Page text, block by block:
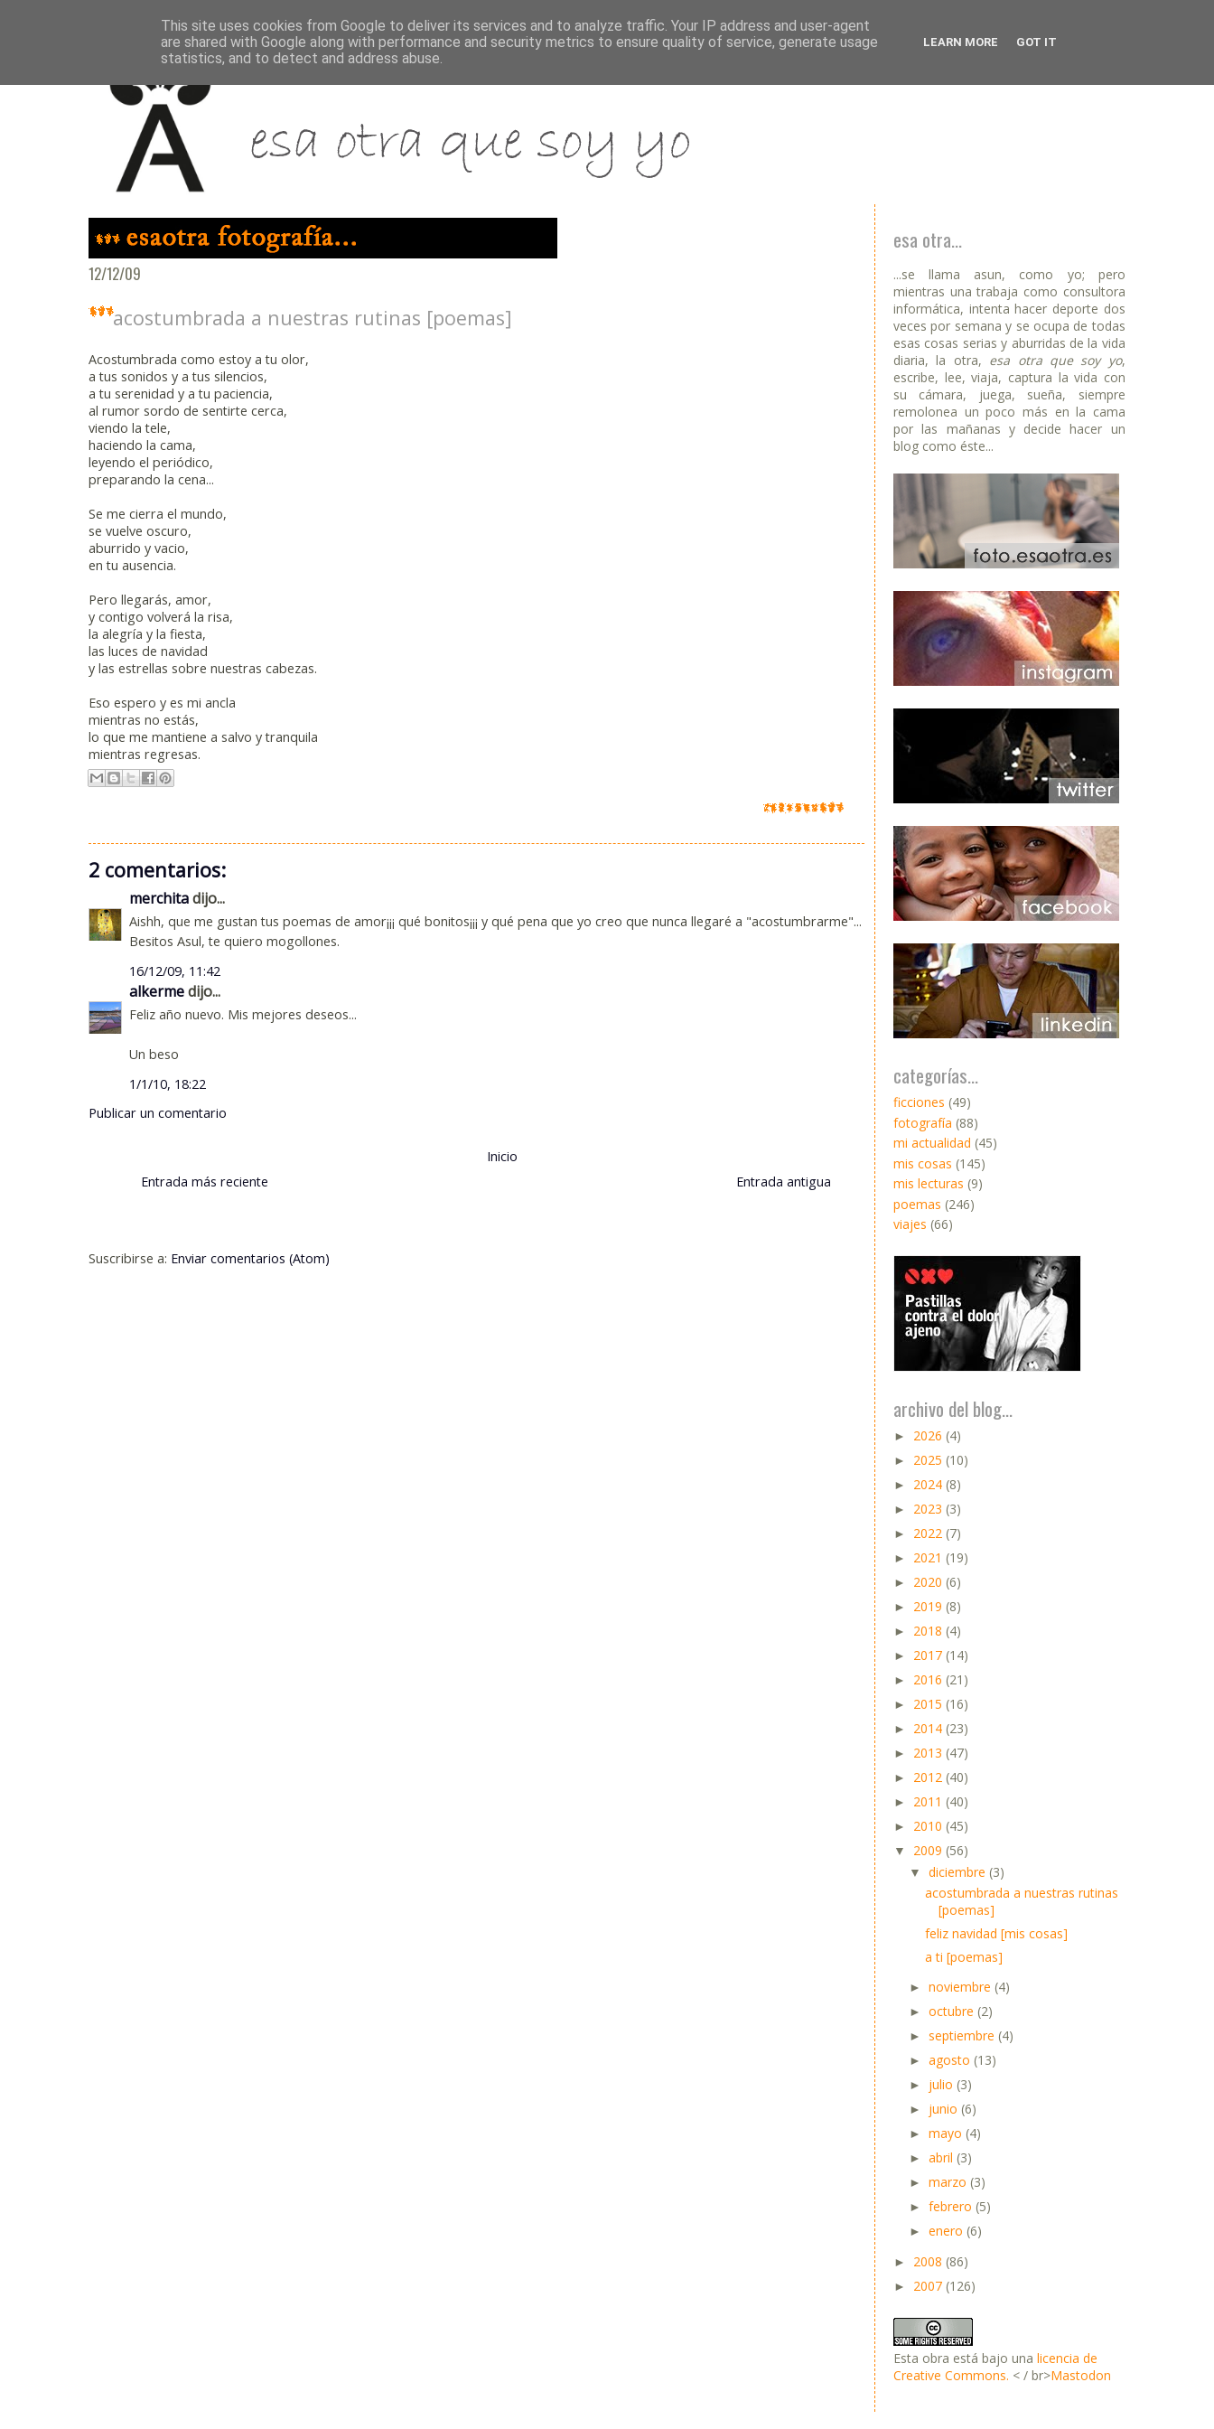
12/12/09
acostumbrada a nuestras rutinas [poemas]
Acostumbrada como estoy a tu olor,
a tus sonidos y a tus silencios,
a tu serenidad y a tu paciencia,
al rumor sordo de sentirte cerca,
viendo la tele,
haciendo la cama,
leyendo el periódico,
preparando la cena...
Se me cierra el mundo,
se vuelve oscuro,
aburrido y vacio,
en tu ausencia.
Pero llegarás, amor,
y contigo volverá la risa,
la alegría y la fiesta,
las luces de navidad
y las estrellas sobre nuestras cabezas.
Eso espero y es mi ancla
mientras no estás,
lo que me mantiene a salvo y tranquila
mientras regresas.
2 comentarios:
merchitadijo...
Aishh, que me gustan tus poemas de amor¡¡¡ qué bonitos¡¡¡ y qué pena que yo creo que nunca llegaré a "acostumbrarme"...
Besitos Asul, te quiero mogollones.
16/12/09, 11:42
alkermedijo...
Feliz año nuevo. Mis mejores deseos...
Un beso
1/1/10, 18:22
Publicar un comentario
Entrada más reciente Entrada antigua
Inicio
Suscribirse a: Enviar comentarios (Atom)
esa otra...
...se llama asun, como yo; pero
mientras una trabaja como consultora
informática, intenta hacer deporte dos
veces por semana y se ocupa de todas
esas cosas serias y aburridas de la vida
diaria, la otra, esa otra que soy yo,
escribe, lee, viaja, captura la vida con
su cámara, juega, sueña, siempre
remolonea un poco más en la cama
por las mañanas y decide hacer un
blog como éste...
categorías...
ficciones (49)
fotografía (88)
mi actualidad (45)
mis cosas (145)
mis lecturas (9)
poemas (246)
viajes (66)
archivo del blog...
► 2026 (4)
► 2025 (10)
► 2024 (8)
► 2023 (3)
► 2022 (7)
► 2021 (19)
► 2020 (6)
► 2019 (8)
► 2018 (4)
► 2017 (14)
► 2016 (21)
► 2015 (16)
► 2014 (23)
► 2013 (47)
► 2012 (40)
► 2011 (40)
► 2010 (45)
▼ 2009 (56)
▼ diciembre (3)
acostumbrada a nuestras rutinas
[poemas]
feliz navidad [mis cosas]
a ti [poemas]
► noviembre (4)
► octubre (2)
► septiembre (4)
► agosto (13)
► julio (3)
► junio (6)
► mayo (4)
► abril (3)
► marzo (3)
► febrero (5)
► enero (6)
► 2008 (86)
► 2007 (126)
Esta obra está bajo una licencia de
Creative Commons. < / br>Mastodon
This site uses cookies from Google to deliver its services and to analyze traffic. Your IP address and user-agent
are shared with Google along with performance and security metrics to ensure quality of service, generate usage
statistics, and to detect and address abuse.
LEARN MORE GOT IT